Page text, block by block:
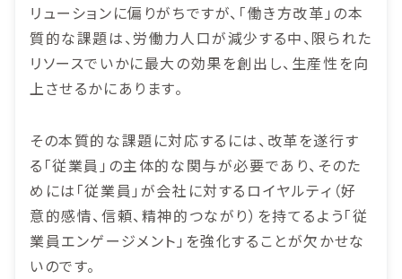
リューションに偏りがちですが、「働き方改革」の本
質的な課題は、労働力人口が減少する中、限られた
リソースでいかに最大の効果を創出し、生産性を向
上させるかにあります。
その本質的な課題に対応するには、改革を遂行す
る「従業員」の主体的な関与が必要であり、そのた
めには「従業員」が会社に対するロイヤルティ（好
意的感情、信頼、精神的つながり）を持てるよう「従
業員エンゲージメント」を強化することが欠かせな
いのです。